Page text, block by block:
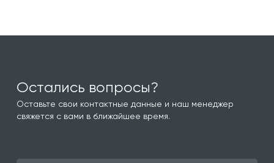
Остались вопросы?
Оставьте свои контактные данные и наш менеджер
свяжется с вами в ближайшее время.